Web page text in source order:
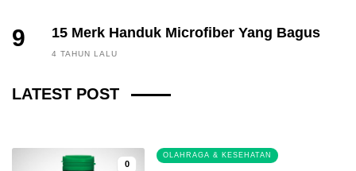
9 15 Merk Handuk Microfiber Yang Bagus
4 TAHUN LALU
LATEST POST
FINANCE, INVESTING
3 BULAN LALU
0
OLAHRAGA & KESEHATAN